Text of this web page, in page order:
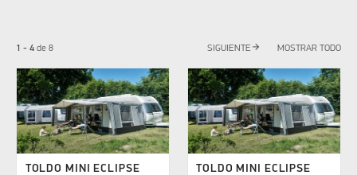
1 - 4de 8 SIGUIENTE arrow_forward MOSTRAR TODO
TOLDO MINI ECLIPSE
TOLDO MINI ECLIPSE